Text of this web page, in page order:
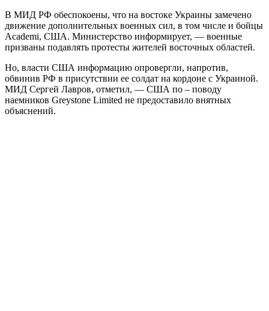
В МИД РФ обеспокоены, что на востоке Украины замечено
движение дополнительных военных сил, в том числе и бойцы
Academi, США. Министерство информирует, — военные
призваны подавлять протесты жителей восточных областей.
Но, власти США информацию опровергли, напротив,
обвинив РФ в присутствии ее солдат на кордоне с Украиной.
МИД Сергей Лавров, отметил, — США по – поводу
наемников Greystone Limited не предоставило внятных
объяснений.